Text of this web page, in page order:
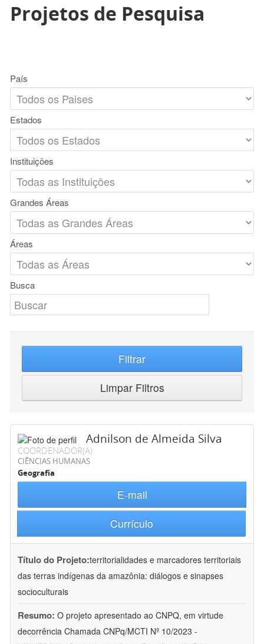
Projetos de Pesquisa
País
Estados
Instituições
Grandes Áreas
Áreas
Busca
Filtrar
Limpar Filtros
Adnilson de Almeida Silva
COORDENADOR(A)
CIÊNCIAS HUMANAS
Geografia
E-mail
Currículo
Título do Projeto:territorialidades e marcadores territoriais
das terras indígenas da amazônia: diálogos e sinapses
socioculturais
Resumo: O projeto apresentado ao CNPQ, em virtude
decorrência Chamada CNPq/MCTI Nº 10/2023 -